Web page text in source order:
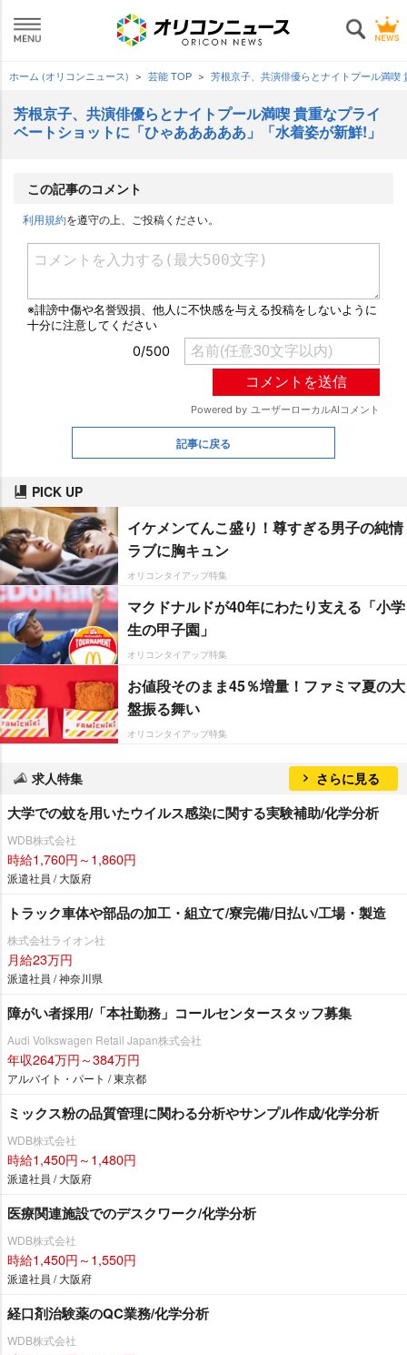
ホーム (オリコンニュース) 芸能 TOP 芳根京子、共演俳優らとナイトプール満
芳根京子、共演俳優らとナイトプール満喫 貴重なプライ
ベートショットに「ひゃあああああ」「水着姿が新鮮!」
この記事のコメント
利用規約を遵守の上、ご投稿ください。
記事に戻る
PICK UP
イケメンてんこ盛り！尊すぎる男子の純情
ラブに胸キュン
オリコンタイアップ特集
マクドナルドが40年にわたり支える「小学
生の甲子園」
オリコンタイアップ特集
お値段そのまま45％増量！ファミマ夏の大
盤振る舞い
オリコンタイアップ特集
求人特集 さらに見る
大学での蚊を用いたウイルス感染に関する実験補助/化学分析
WDB株式会社
時給1,760円～1,860円
派遣社員 / 大阪府
トラック車体や部品の加工・組立て/寮完備/日払い/工場・製造
株式会社ライオン社
月給23万円
派遣社員 / 神奈川県
障がい者採用/「本社勤務」コールセンタースタッフ募集
Audi Volkswagen Retail Japan株式会社
年収264万円～384万円
アルバイト・パート / 東京都
ミックス粉の品質管理に関わる分析やサンプル作成/化学分析
WDB株式会社
時給1,450円～1,480円
派遣社員 / 大阪府
医療関連施設でのデスクワーク/化学分析
WDB株式会社
時給1,450円～1,550円
派遣社員 / 大阪府
経口剤治験薬のQC業務/化学分析
WDB株式会社